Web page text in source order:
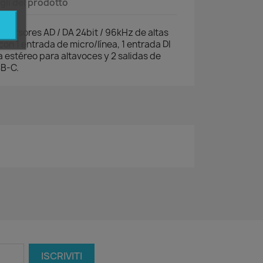
del prodotto
AD / DA 24bit / 96kHz de altas
1 entrada de micro/línea, 1 entrada DI
estéreo para altavoces y 2 salidas de
C.